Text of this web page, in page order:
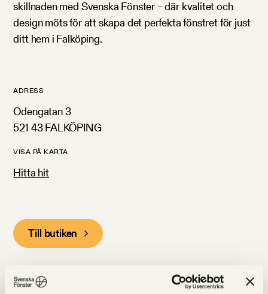
skillnaden med Svenska Fönster – där kvalitet och
design möts för att skapa det perfekta fönstret för just
ditt hem i Falköping.
ADRESS
Odengatan 3
521 43 FALKÖPING
VISA PÅ KARTA
Hitta hit
Till butiken